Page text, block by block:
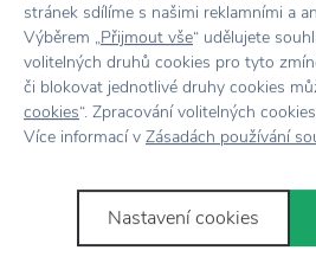
7500+ produktůna výběr
Showroom ve Zlíně
Novinky e-
stránek sdílíme s našimi reklamními a
Výběrem „Přijmout vše“ udělujete
volitelných druhů cookies pro tyto
či blokovat jednotlivé druhy cookies
cookies“. Zpracování volitelných
Více informací v Zásadách používání
Nastavení cookies